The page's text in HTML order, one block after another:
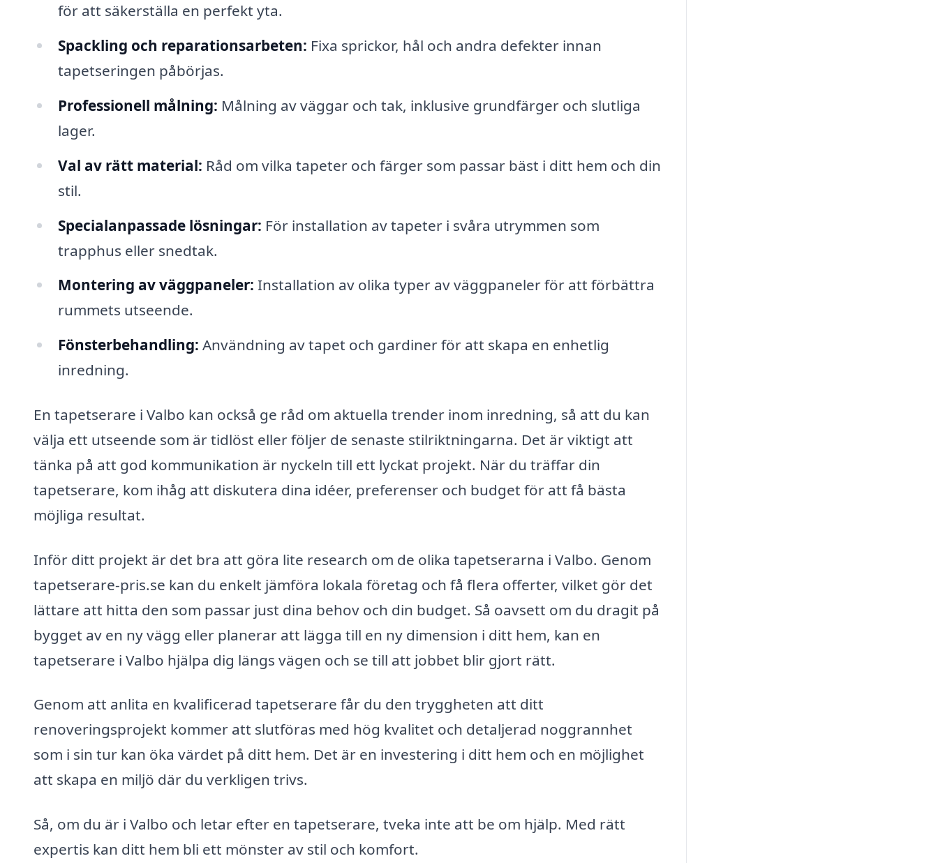
för att säkerställa en perfekt yta.
Spackling och reparationsarbeten: Fixa sprickor, hål och andra defekter innan
tapetseringen påbörjas.
Professionell målning: Målning av väggar och tak, inklusive grundfärger och slutliga
lager.
Val av rätt material: Råd om vilka tapeter och färger som passar bäst i ditt hem och din
stil.
Specialanpassade lösningar: För installation av tapeter i svåra utrymmen som
trapphus eller snedtak.
Montering av väggpaneler: Installation av olika typer av väggpaneler för att förbättra
rummets utseende.
Fönsterbehandling: Användning av tapet och gardiner för att skapa en enhetlig
inredning.
En tapetserare i Valbo kan också ge råd om aktuella trender inom inredning, så att du kan
välja ett utseende som är tidlöst eller följer de senaste stilriktningarna. Det är viktigt att
tänka på att god kommunikation är nyckeln till ett lyckat projekt. När du träffar din
tapetserare, kom ihåg att diskutera dina idéer, preferenser och budget för att få bästa
möjliga resultat.
Inför ditt projekt är det bra att göra lite research om de olika tapetserarna i Valbo. Genom
tapetserare-pris.se kan du enkelt jämföra lokala företag och få flera offerter, vilket gör det
lättare att hitta den som passar just dina behov och din budget. Så oavsett om du dragit på
bygget av en ny vägg eller planerar att lägga till en ny dimension i ditt hem, kan en
tapetserare i Valbo hjälpa dig längs vägen och se till att jobbet blir gjort rätt.
Genom att anlita en kvalificerad tapetserare får du den tryggheten att ditt
renoveringsprojekt kommer att slutföras med hög kvalitet och detaljerad noggrannhet
som i sin tur kan öka värdet på ditt hem. Det är en investering i ditt hem och en möjlighet
att skapa en miljö där du verkligen trivs.
Så, om du är i Valbo och letar efter en tapetserare, tveka inte att be om hjälp. Med rätt
expertis kan ditt hem bli ett mönster av stil och komfort.